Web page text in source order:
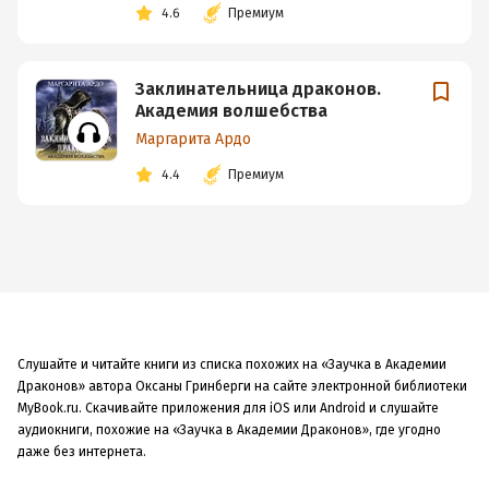
4.6 Премиум
Заклинательница драконов.
Академия волшебства
Маргарита Ардо
4.4 Премиум
Слушайте и читайте книги из списка похожих на «Заучка в Академии
Драконов» автора Оксаны Гринберги на сайте электронной библиотеки
MyBook.ru. Скачивайте приложения для iOS или Android и слушайте
аудиокниги, похожие на «Заучка в Академии Драконов», где угодно
даже без интернета.